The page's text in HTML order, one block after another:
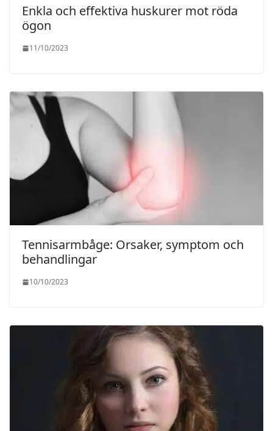
Enkla och effektiva huskurer mot röda
ögon
11/10/2023
Tennisarmbåge: Orsaker, symptom och
behandlingar
10/10/2023